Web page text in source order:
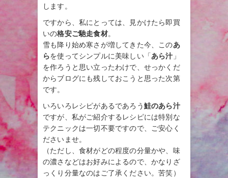
します。
ですから、私にとっては、見かけたら即買
いの格安ご馳走食材。
雪も降り始め寒さが増してきた今、このあ
らを使ってシンプルに美味しい「あら汁 」
を作ろうと思い立ったわけで、せっかくだ
からブログにも残しておこうと思った次第
です。
いろいろレシピがあるであろう鮭のあら汁
ですが、私がご紹介するレシピには特別な
テクニックは一切不要ですので、ご安心く
ださいませ。
（ただし、食材がどの程度の分量かや、味
の濃さなどはお好みによるので、かなりざ
っくり分量なのはご了承ください。苦笑）